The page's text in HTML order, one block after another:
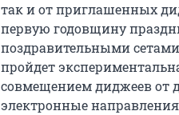
так и от приглашенных
первую годовщину
поздравительными
пройдет
совмещением диджеев от
электронные